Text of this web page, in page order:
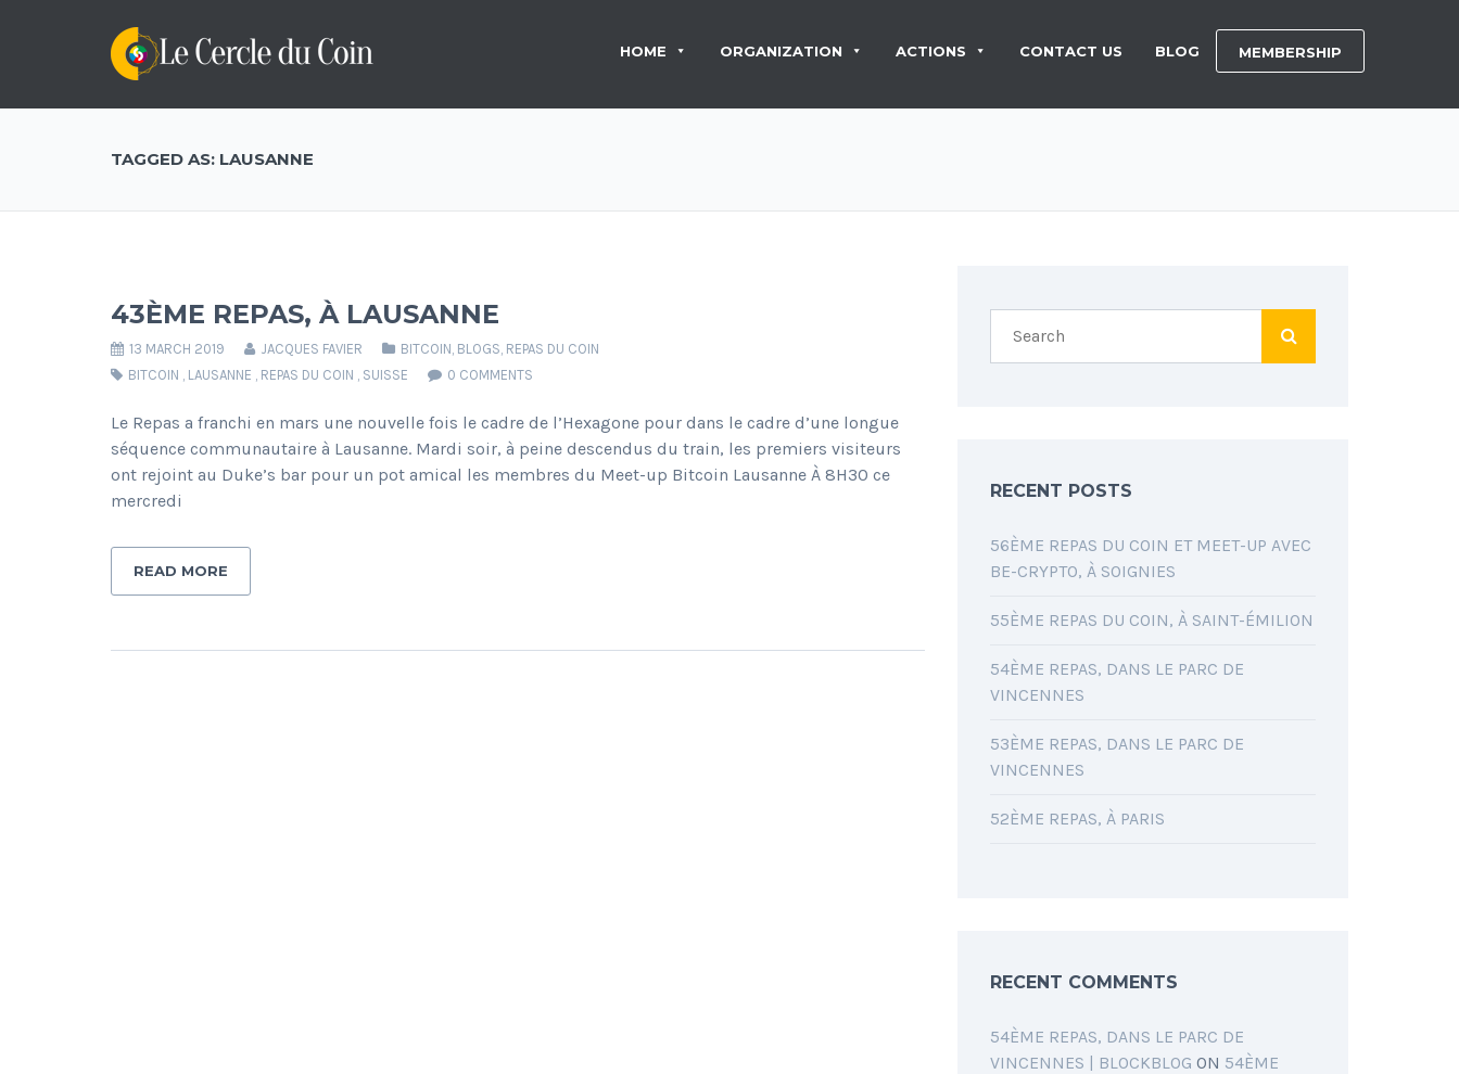
HOME ORGANIZATION ACTIONS CONTACT US BLOG MEMBERSHIP
TAGGED AS: LAUSANNE
43ÈME REPAS, À LAUSANNE
13 MARCH 2019 JACQUES FAVIER BITCOIN, BLOGS, REPAS DU COIN
BITCOIN , LAUSANNE , REPAS DU COIN , SUISSE 0 COMMENTS
Le Repas a franchi en mars une nouvelle fois le cadre de l’Hexagone pour dans le cadre d’une longue
séquence communautaire à Lausanne. Mardi soir, à peine descendus du train, les premiers visiteurs
ont rejoint au Duke’s bar pour un pot amical les membres du Meet-up Bitcoin Lausanne À 8H30 ce
mercredi
READ MORE
RECENT POSTS
56ÈME REPAS DU COIN ET MEET-UP AVEC
BE-CRYPTO, À SOIGNIES
55ÈME REPAS DU COIN, À SAINT-ÉMILION
54ÈME REPAS, DANS LE PARC DE
VINCENNES
53ÈME REPAS, DANS LE PARC DE
VINCENNES
52ÈME REPAS, À PARIS
RECENT COMMENTS
54ÈME REPAS, DANS LE PARC DE
VINCENNES | BLOCKBLOG ON 54ÈME